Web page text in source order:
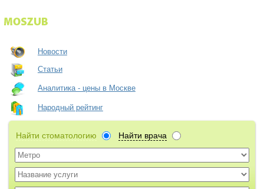
Новости
Статьи
Аналитика - цены в Москве
Народный рейтинг
Найти стоматологию Найти врача